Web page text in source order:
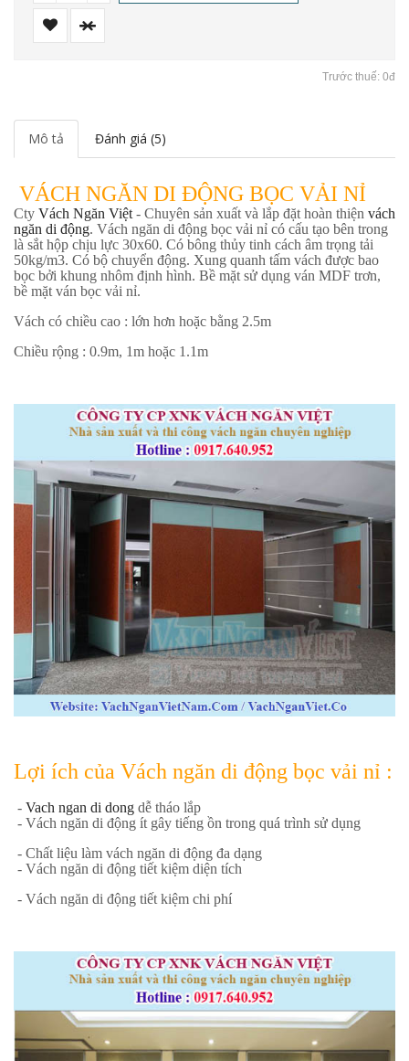
Trước thuế: 0đ
Mô tả Đánh giá (5)
VÁCH NGĂN DI ĐỘNG BỌC VẢI NỈ
Cty Vách Ngăn Việt- Chuyên sản xuất và lắp đặt hoàn thiện vách
ngăn di động. Vách ngăn di động bọc vải nỉ có cấu tạo bên trong
là sắt hộp chịu lực 30x60. Có bông thủy tinh cách âm trọng tải
50kg/m3. Có bộ chuyển động. Xung quanh tấm vách được bao
bọc bởi khung nhôm định hình. Bề mặt sử dụng ván MDF trơn,
bề mặt ván bọc vải nỉ.
Vách có chiều cao : lớn hơn hoặc bằng 2.5m
Chiều rộng : 0.9m, 1m hoặc 1.1m
Lợi ích của Vách ngăn di động bọc vải nỉ :
- Vach ngan di dong dễ tháo lắp
- Vách ngăn di động ít gây tiếng ồn trong quá trình sử dụng
- Chất liệu làm vách ngăn di động đa dạng
- Vách ngăn di động tiết kiệm diện tích
- Vách ngăn di động tiết kiệm chi phí